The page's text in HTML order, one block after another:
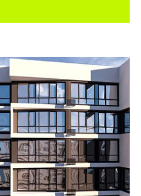
першу секцію ЖК
у 36 корпусі ЖР
стрімко дорожчають:
квадратний метр
«єОселею» дешевше